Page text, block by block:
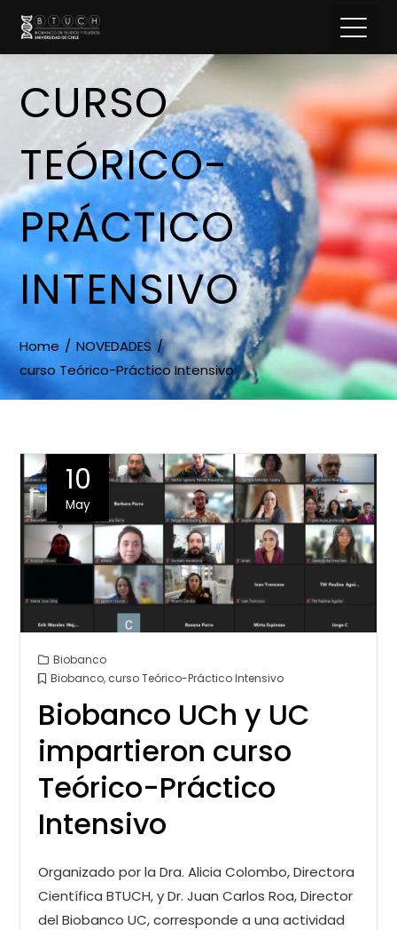
CURSO
TEÓRICO-
PRÁCTICO
INTENSIVO
Home
NOVEDADES
curso Teórico-Práctico Intensivo
10
May
Biobanco
Biobanco, curso Teórico-Práctico Intensivo
Biobanco UCh y UC
impartieron curso
Teórico-Práctico
Intensivo
Organizado por la Dra. Alicia Colombo, Directora
Científica BTUCH, y Dr. Juan Carlos Roa, Director
del Biobanco UC, corresponde a una actividad